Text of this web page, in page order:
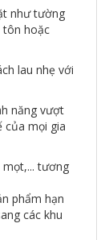
như tường
tôn hoặc
lau nhẹ với
năng vượt
của mọi gia
mọt,... tương
phẩm hạn
các khu